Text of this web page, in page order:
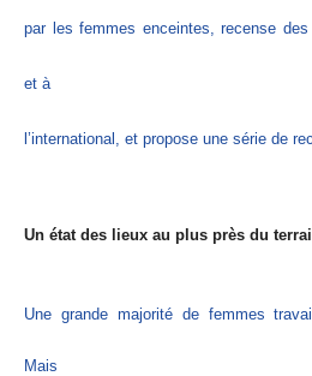
par les femmes enceintes, recense
et à
l’international, et propose une série de
Un état des lieux au plus près du
Une grande majorité de femmes
Mais